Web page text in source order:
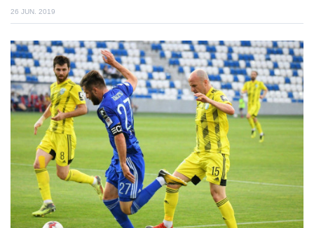
26 JUN. 2019